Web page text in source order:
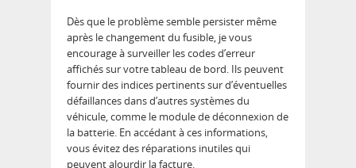
Dès que le problème semble persister même
après le changement du fusible, je vous
encourage à surveiller les codes d’erreur
affichés sur votre tableau de bord. Ils peuvent
fournir des indices pertinents sur d’éventuelles
défaillances dans d’autres systèmes du
véhicule, comme le module de déconnexion de
la batterie. En accédant à ces informations,
vous évitez des réparations inutiles qui
peuvent alourdir la facture.